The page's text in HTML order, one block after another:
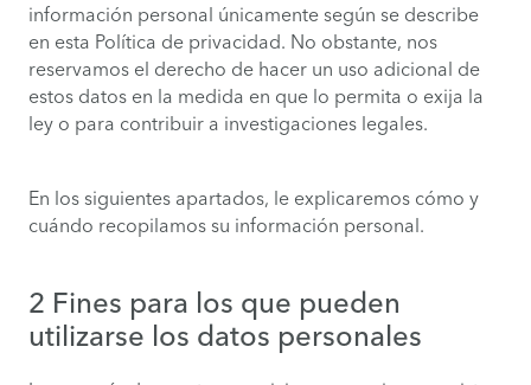
información personal únicamente según se describe
en esta Política de privacidad. No obstante, nos
reservamos el derecho de hacer un uso adicional de
estos datos en la medida en que lo permita o exija la
ley o para contribuir a investigaciones legales.
En los siguientes apartados, le explicaremos cómo y
cuándo recopilamos su información personal.
2 Fines para los que pueden
utilizarse los datos personales